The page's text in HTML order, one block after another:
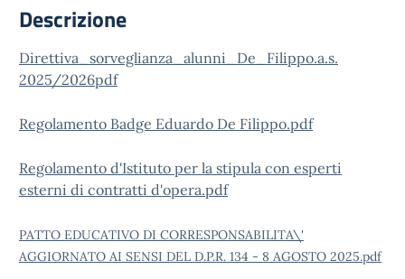
Descrizione
Direttiva_sorveglianza_alunni_De_Filippo.a.s.
2025/2026pdf
Regolamento Badge Eduardo De Filippo.pdf
Regolamento d'Istituto per la stipula con esperti
esterni di contratti d'opera.pdf
PATTO EDUCATIVO DI CORRESPONSABILITA\'
AGGIORNATO AI SENSI DEL D.P.R. 134 - 8 AGOSTO 2025.pdf